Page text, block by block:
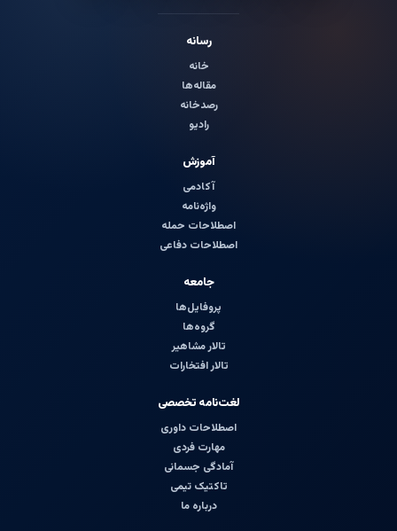
رسانه
خانه
مقاله‌ها
رصدخانه
رادیو
آموزش
آکادمی
واژه‌نامه
اصطلاحات حمله
اصطلاحات دفاعی
جامعه
پروفایل‌ها
گروه‌ها
تالار مشاهیر
تالار افتخارات
لغت‌نامه تخصصی
اصطلاحات داوری
مهارت فردی
آمادگی جسمانی
تاکتیک تیمی
درباره ما